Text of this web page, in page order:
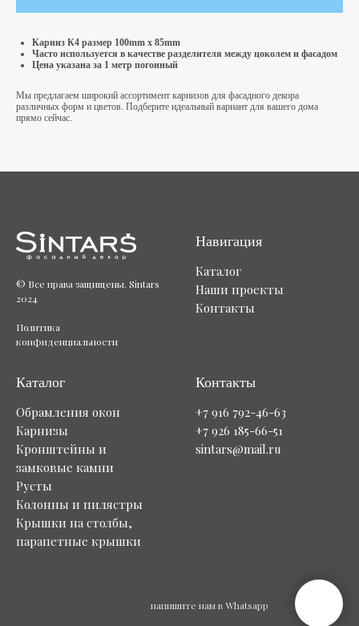
Карниз К4 размер 100mm x 85mm
Часто используется в качестве разделителя между цоколем и фасадом
Цена указана за 1 метр погонный
Мы предлагаем широкий ассортимент карнизов для фасадного декора
различных форм и цветов. Подберите идеальный вариант для вашего дома
прямо сейчас.
© Все права защищены. Sintars
2024
Политика
конфиденциальности
Навигация
Каталог
Наши проекты
Контакты
Каталог
Обрамления окон
Карнизы
Кронштейны и
замковые камни
Русты
Колонны и пилястры
Крышки на столбы,
парапетные крышки
Контакты
+7 916 792-46-63
+7 926 185-66-51
sintars@mail.ru
напишите нам в Whatsapp